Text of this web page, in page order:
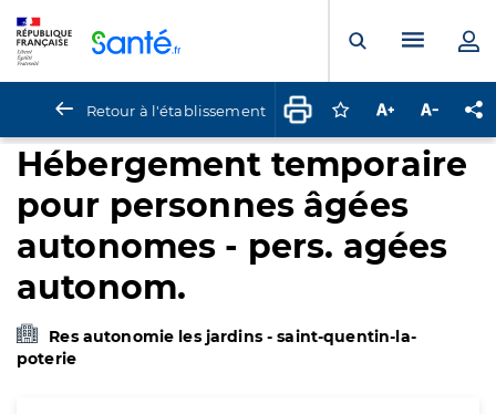
Ouvrir laMenu
Retour à l'établissement Connectez-vous
Augmenter la
Hébergement temporaire
pour personnes âgées
autonomes - pers. agées
autonom.
Res autonomie les jardins - saint-quentin-la-
poterie